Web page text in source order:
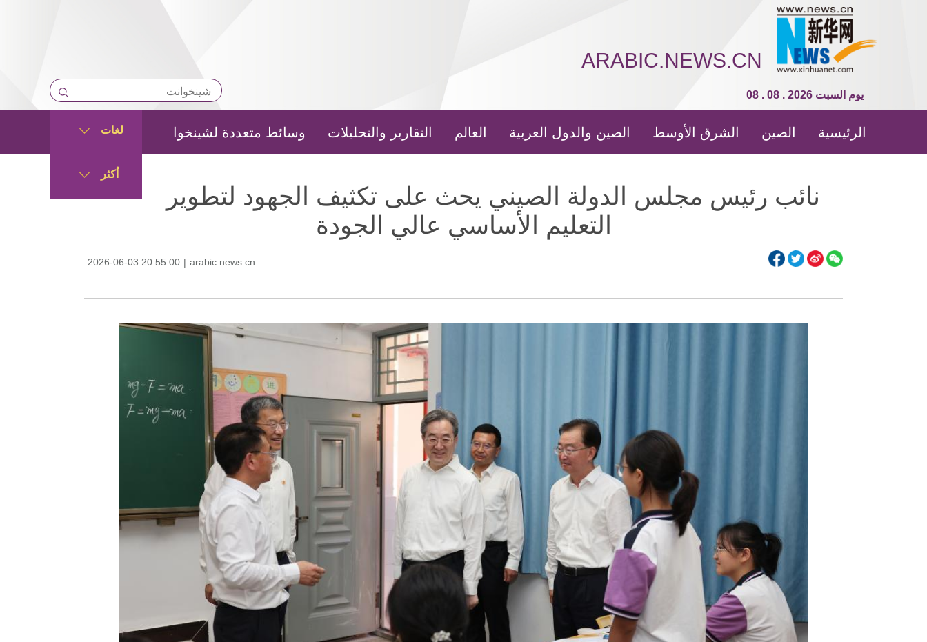
ARABIC.NEWS.CN
08 . 08 . 2026 يوم السبت
الرئيسية الصين الشرق الأوسط الصين والدول العربية العالم التقارير والتحليلات وسائط متعددة لشينخوا لغات
أكثر
نائب رئيس مجلس الدولة الصيني يحث على تكثيف الجهود لتطوير
التعليم الأساسي عالي الجودة
2026-06-03 20:55:00 | arabic.news.cn